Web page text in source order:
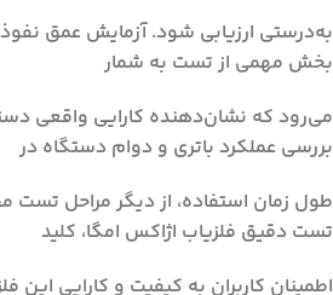
به‌درستی ارزیابی شود. آزمایش عمق
بخش مهمی از تست به شمار
می‌رود که نشان‌دهنده کارایی واقعی
بررسی عملکرد باتری و دوام دستگاه در
طول زمان استفاده، از دیگر مراحل
تست دقیق فلزیاب اژاکس امگا، کلید
اطمینان کاربران به کیفیت و کارایی این